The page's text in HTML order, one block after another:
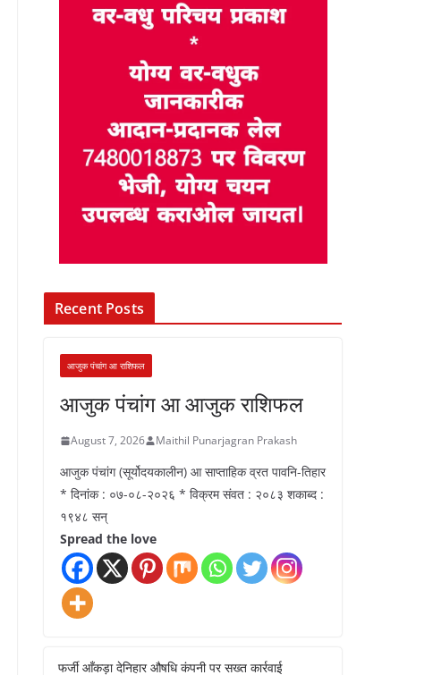
Recent Posts
आजुक पंचांग आ राशिफल
आजुक पंचांग आ आजुक राशिफल
August 7, 2026 Maithil Punarjagran Prakash
आजुक पंचांग (सूर्योदयकालीन) आ साप्ताहिक व्रत पावनि-तिहार
* दिनांक : ०७-०८-२०२६ * विक्रम संवत : २०८३ शकाब्द :
१९४८ सन्
Spread the love
फर्जी आँकड़ा देनिहार औषधि कंपनी पर सख्त कार्रवाई